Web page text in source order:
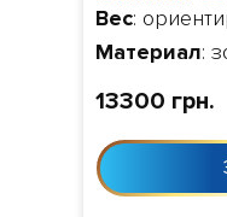
Вес:
Материал:
24 дня с
13300 грн.